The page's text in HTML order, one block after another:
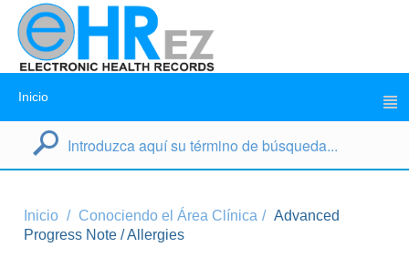
Inicio
Inicio Conociendo el Área Clínica
Advanced
Progress Note / Allergies